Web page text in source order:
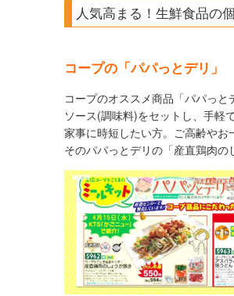
人気高まる！生鮮食品の
コープの「パパっとデリ」
コープのオススメ商品「パパっ
ソース(調味料)をセットし、手軽
家事に時短したい方。ご高齢やお
そのパパっとデリの「産直鶏肉の